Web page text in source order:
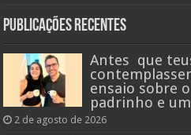
Publicações recentes
Antes que
ensaio sobre
padrinho e
2 de agosto de 2026